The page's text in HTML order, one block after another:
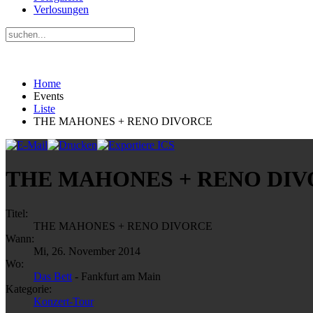
Verlosungen
Home
Events
Liste
THE MAHONES + RENO DIVORCE
THE MAHONES + RENO
Titel:
THE MAHONES + RENO DIVORCE
Wann:
Mi, 26. November 2014
Wo:
Das Bett - Fankfurt am Main
Kategorie:
Konzert-Tour